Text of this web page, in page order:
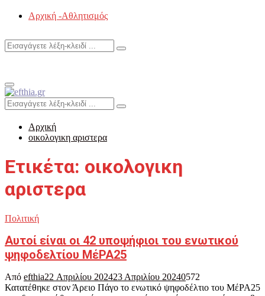
Αρχική -Αθλητισμός
Search
Search
Primary
Menu
Search
for:
Search
Αρχική
οικολογικη αριστερα
Ετικέτα: οικολογικη
αριστερα
Πολιτική
Αυτοί είναι οι 42 υποψήφιοι του ενωτικού
ψηφοδελτίου ΜέΡΑ25
Από efthia22 Απριλίου 202423 Απριλίου 20240572
Κατατέθηκε στον Άρειο Πάγο το ενωτικό ψηφοδέλτιο του ΜέΡΑ25